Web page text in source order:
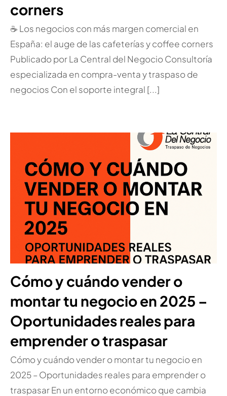
corners
☕ Los negocios con más margen comercial en
España: el auge de las cafeterías y coffee corners
Publicado por La Central del Negocio Consultoría
especializada en compra-venta y traspaso de
negocios Con el soporte integral [...]
Cómo y cuándo vender o
montar tu negocio en 2025 –
Oportunidades reales para
emprender o traspasar
Cómo y cuándo vender o montar tu negocio en
2025 – Oportunidades reales para emprender o
traspasar En un entorno económico que cambia